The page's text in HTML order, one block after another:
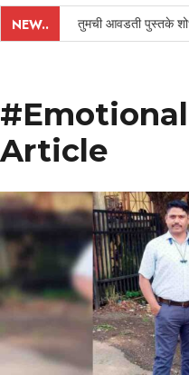
NEW.. तुमची आवडती पुस्तके
Article